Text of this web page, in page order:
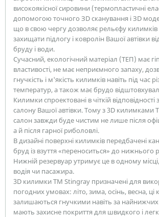
високоякісної сировини (термопластичні
допомогою точного ЗD сканування і ЗD
що в свою чергу дозволяє рельєфу
захищати підлогу і ковролін Вашої автівки
бруду і води.
Сучасний, екологічний матеріал (ТЕП) має
властивості, не має неприємного запаху,
гнучкість і м'якість килимків навіть під час
температур, а також має брудо
Килимки спроектовані в чіткій відповідності
салону Вашої автівки. Тому з 3D килимками
салон завжди буде чистим не лише після
а й після гарної риболовлі.
В дизайні поверхні килимків передбачені
бруд із взуття «переноситься» до нижнього
Нижній резервуар утримує це в одному
водія чи пасажира.
3D килимки TM Stingray призначені для
погодних умовах: літо, зима, осінь, весна,
залишаються гнучкими навіть за найнижчих
мають захисне покриття для швидкого і